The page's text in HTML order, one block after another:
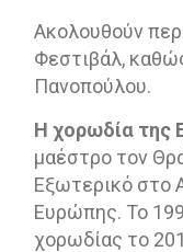
Ακολουθούν
Φεστιβάλ,
Πανοπούλου.
Η χορωδία της
μαέστρο τον
Εξωτερικό στο
Ευρώπης. Το
χορωδίας το